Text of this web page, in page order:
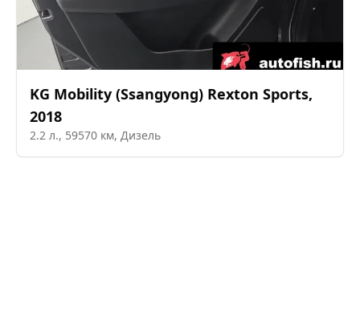
KG Mobility (Ssangyong) Rexton Sports,
2018
2.2 л., 59570 км, Дизель